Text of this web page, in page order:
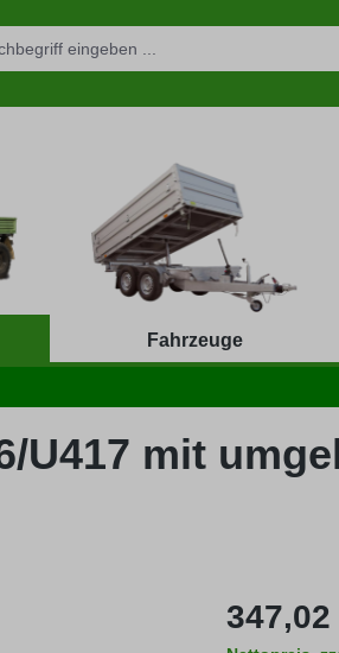
Fahrzeuge
U417 mit
Regulärer
347,02